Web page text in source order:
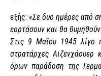
εξής: «Σε δυο ημέρες από
εορτάσουν και θα
Στις 9 Μαΐου 1945 λίγο
στρατάρχες
όρων παράδοση της